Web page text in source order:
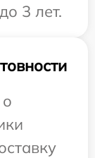
3 лет.